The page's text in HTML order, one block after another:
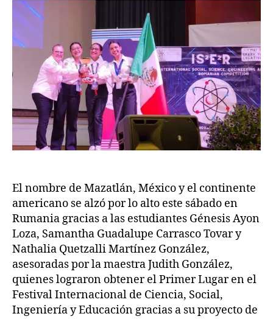
El nombre de Mazatlán, México y el continente
americano se alzó por lo alto este sábado en
Rumania gracias a las estudiantes Génesis Ayon
Loza, Samantha Guadalupe Carrasco Tovar y
Nathalia Quetzalli Martínez González,
asesoradas por la maestra Judith González,
quienes lograron obtener el Primer Lugar en el
Festival Internacional de Ciencia, Social,
Ingeniería y Educación gracias a su proyecto de